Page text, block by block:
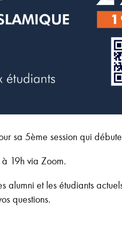
sa 5ème session qui
19h via Zoom.
et les étudiants
questions.